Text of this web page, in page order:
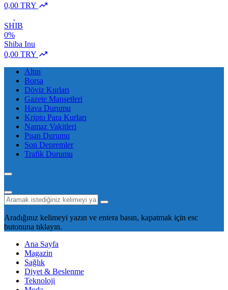
0,00 TRY
SHIB
0%
Shiba Inu
0,00 TRY
Altın
Borsa
Döviz Kurları
Gazete Manşetleri
Hava Durumu
Kripto Para Kurları
Namaz Vakitleri
Puan Durumu
Son Depremler
Trafik Durumu
Aradığınız kelimeyi yazın ve entera basın, kapatmak için esc
butonuna tıklayın.
Ana Sayfa
Magazin
Sağlık
Diyet & Beslenme
Teknoloji